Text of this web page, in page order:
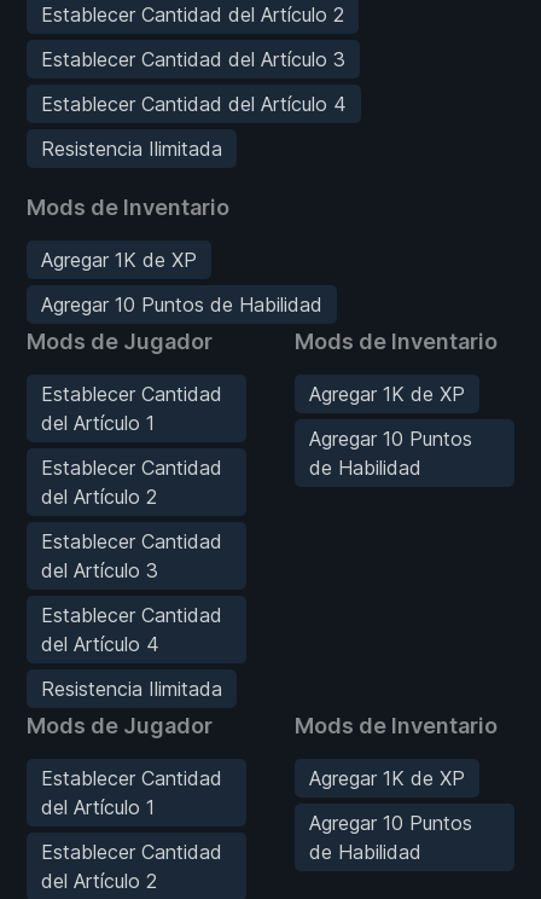
Establecer Cantidad del Artículo 2
Establecer Cantidad del Artículo 3
Establecer Cantidad del Artículo 4
Resistencia Ilimitada
Mods de Inventario
Agregar 1K de XP
Agregar 10 Puntos de Habilidad
Mods de Jugador
Establecer Cantidad
del Artículo 1
Establecer Cantidad
del Artículo 2
Establecer Cantidad
del Artículo 3
Establecer Cantidad
del Artículo 4
Resistencia Ilimitada
Mods de Inventario
Agregar 1K de XP
Agregar 10 Puntos
de Habilidad
Mods de Jugador
Establecer Cantidad
del Artículo 1
Establecer Cantidad
del Artículo 2
Mods de Inventario
Agregar 1K de XP
Agregar 10 Puntos
de Habilidad